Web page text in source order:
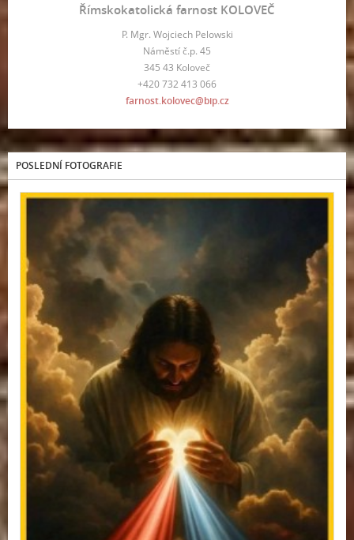
Římskokatolická farnost KOLOVEČ
P. Mgr. Wojciech Pelowski
Náměstí č.p. 45
345 43 Koloveč
+420 732 413 066
farnost.kolovec@bip.cz
POSLEDNÍ FOTOGRAFIE